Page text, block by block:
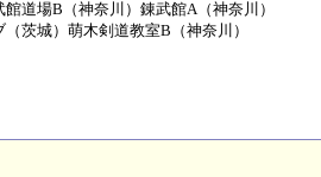
道場B（神奈川）錬武館A（神奈川）
茨城）萌木剣道教室B（神奈川）